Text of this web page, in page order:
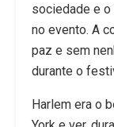
sociedade e
no evento. A
paz e sem
durante o
Harlem era o